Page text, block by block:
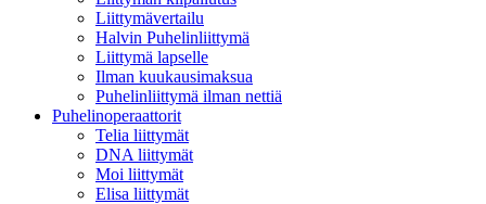
Liittymävertailu
Halvin Puhelinliittymä
Liittymä lapselle
Ilman kuukausimaksua
Puhelinliittymä ilman nettiä
Puhelinoperaattorit
Telia liittymät
DNA liittymät
Moi liittymät
Elisa liittymät